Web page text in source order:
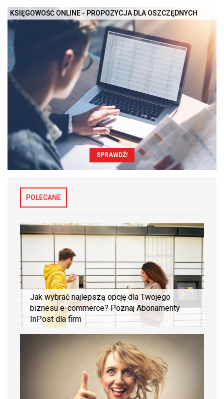
KSIĘGOWOŚĆ ONLINE - PROPOZYCJA DLA OSZCZĘDNYCH
SPRAWDŹ!
POLECANE
Jak wybrać najlepszą opcję dla Twojego
biznesu e-commerce? Poznaj Abonamenty
InPost dla firm